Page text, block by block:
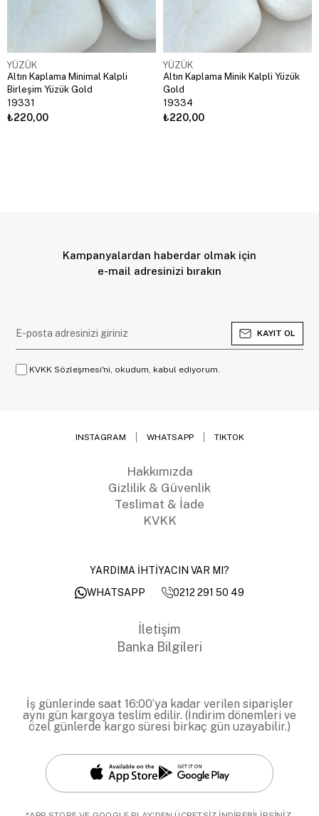
YÜZÜK
Altın Kaplama Minimal Kalpli
Birleşim Yüzük Gold
19331
₺220,00
YÜZÜK
Altın Kaplama Minik Kalpli Yüzük
Gold
19334
₺220,00
Kampanyalardan haberdar olmak için
e-mail adresinizi bırakın
KAYIT OL
KVKK Sözleşmesi'ni, okudum, kabul ediyorum.
INSTAGRAM WHATSAPP TIKTOK
Hakkımızda
Gizlilik & Güvenlik
Teslimat & İade
KVKK
YARDIMA İHTİYACIN VAR MI?
WHATSAPP
0212 291 50 49
İletişim
Banka Bilgileri
İş günlerinde saat 16:00’ya kadar verilen siparişler
aynı gün kargoya teslim edilir. (İndirim dönemleri ve
özel günlerde kargo süresi birkaç gün uzayabilir.)